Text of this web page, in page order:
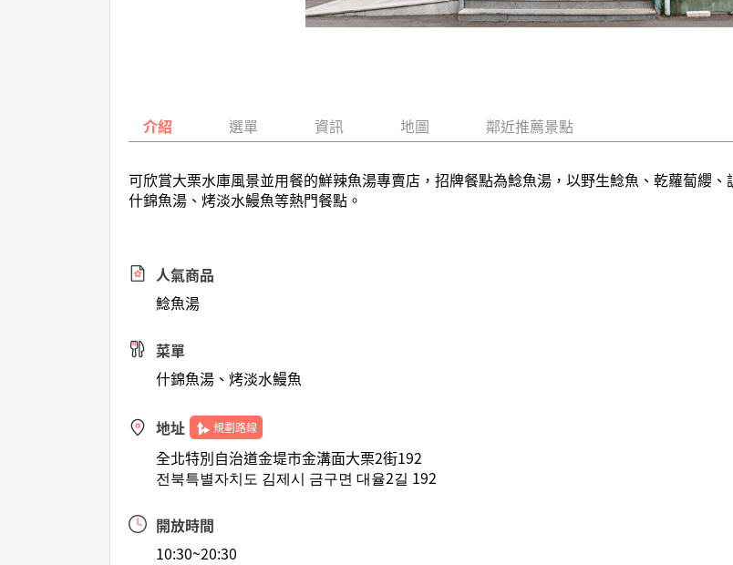
介紹 選單 資訊 地圖 鄰近推薦景點
可欣賞大栗水庫風景並用餐的鮮辣魚湯專賣店，招牌餐點為鯰魚湯，以野生鯰魚、乾蘿蔔纓
什錦魚湯、烤淡水鰻魚等熱門餐點。
人氣商品
鯰魚湯
菜單
什錦魚湯、烤淡水鰻魚
地址 規劃路線
全北特別自治道金堤市金溝面大栗2街192
전북특별자치도 김제시 금구면 대율2길 192
開放時間
10:30~20:30